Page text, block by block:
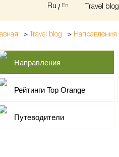
Ru / En Travel blog
> Travel blog > Направления
Направления
Рейтинги Top Orange
Путеводители